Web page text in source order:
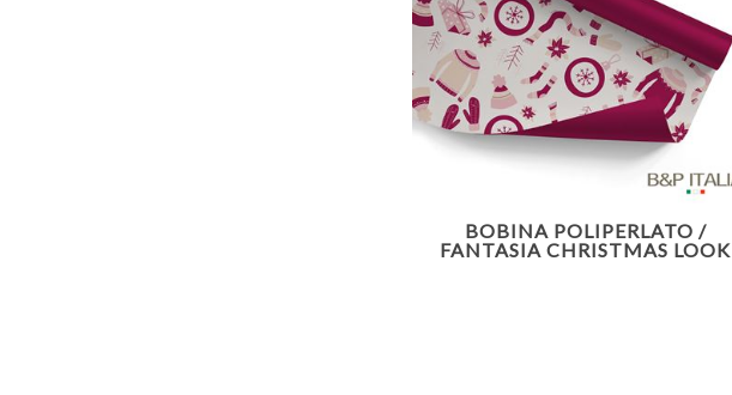
BOBINA POLIPERLATO /
FANTASIA CHRISTMAS LOOK